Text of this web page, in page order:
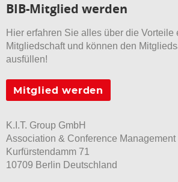
BIB-Mitglied werden
Hier erfahren Sie alles über die Vorteile
Mitgliedschaft und können den
ausfüllen!
Mitglied werden
K.I.T. Group GmbH
Association & Conference Management
Kurfürstendamm 71
10709 Berlin Deutschland